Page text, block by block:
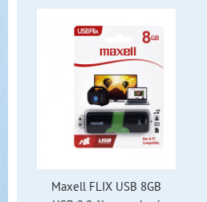
Maxell FLIX USB 8GB